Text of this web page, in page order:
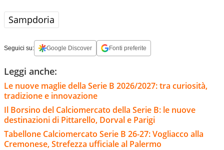
Sampdoria
Seguici su: Google Discover Fonti preferite
Leggi anche:
Le nuove maglie della Serie B 2026/2027: tra curiosità,
tradizione e innovazione
Il Borsino del Calciomercato della Serie B: le nuove
destinazioni di Pittarello, Dorval e Parigi
Tabellone Calciomercato Serie B 26-27: Vogliacco alla
Cremonese, Strefezza ufficiale al Palermo